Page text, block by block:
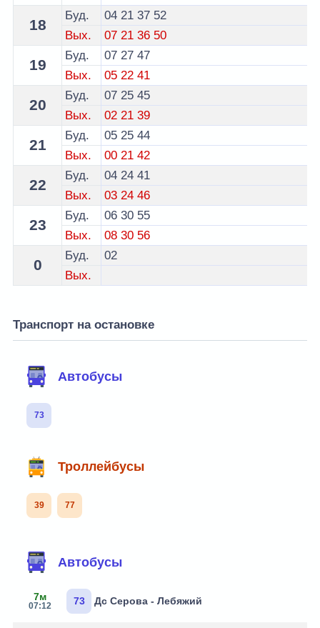
18
Буд. 04 21 37 52
Вых.
07 21 36 50
19
Буд. 07 27 47
Вых.
05 22 41
20
Буд. 07 25 45
Вых.
02 21 39
21
Буд. 05 25 44
Вых.
00 21 42
22
Буд. 04 24 41
Вых.
03 24 46
23
Буд. 06 30 55
Вых.
08 30 56
0
Буд.
02
Вых.
Транспорт на остановке
Автобусы
73
Троллейбусы
39 77
Автобусы
7м
07:12 73 Дс Серова - Лебяжий